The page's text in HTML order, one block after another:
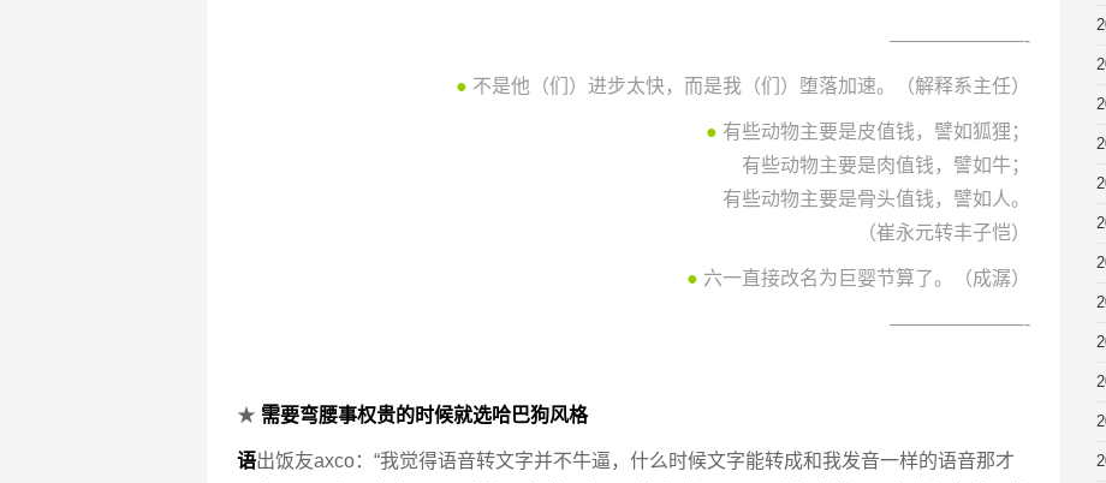
———————-
● 不是他（们）进步太快，而是我（们）堕落加速。（解释系主任）
● 有些动物主要是皮值钱，譬如狐狸；
有些动物主要是肉值钱，譬如牛；
有些动物主要是骨头值钱，譬如人。
（崔永元转丰子恺）
● 六一直接改名为巨婴节算了。（成潺）
———————-
★ 需要弯腰事权贵的时候就选哈巴狗风格
语出饭友axco：“我觉得语音转文字并不牛逼，什么时候文字能转成和我发音一样的语音那才